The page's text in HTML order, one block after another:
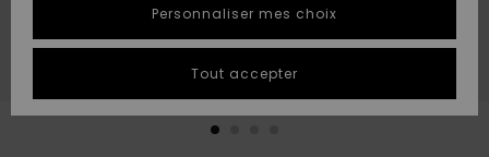
tailles
conversation
Personnaliser mes choix
Tout accepter